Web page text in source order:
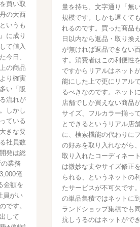
買い取
の大西
いうも
に成り
て値入
今日、
の商品
り確実
い「販
流れが
しかし
ている
きな要
社員数
発は総
業務
億
金額を
員がい
です。
して
量を持ち、文字通り「無
規模です。しかも遅くて
れるのです。買った商品
日以内なら返品・取り換
が無ければ返品できない
す。消費者はこの利便性
ですからリアルはネット
能にした上で更にリアル
るべきなのです。ネット
店舗でしか買えない商品
サイズ、フルカラー揃っ
とできるというリアル店
に、検索機能の代わりに
の好みを取り入れながら
取り入れたコーディネー
は微妙な丈やサイズ修正
られる、というネットの
たサービスが不可欠です
の単品集積ではネットに
ランドショップ集積でも
抗しうるのはネットがで